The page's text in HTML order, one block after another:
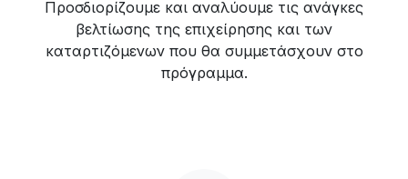
Προσδιορίζουμε και αναλύουμε τις ανάγκες
βελτίωσης της επιχείρησης και των
καταρτιζόμενων που θα συμμετάσχουν στο
πρόγραμμα.